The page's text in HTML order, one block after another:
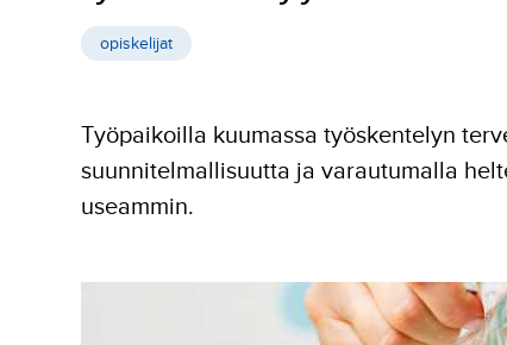
opiskelijat
Työpaikoilla kuumassa työskentelyn
suunnitelmallisuutta ja varautumalla
useammin.